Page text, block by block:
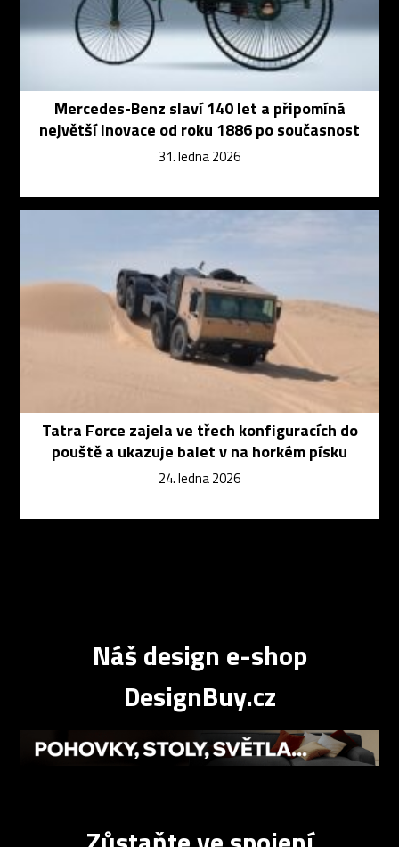
Mercedes-Benz slaví 140 let a připomíná
největší inovace od roku 1886 po současnost
31. ledna 2026
Tatra Force zajela ve třech konfiguracích do
pouště a ukazuje balet v na horkém písku
24. ledna 2026
Náš design e-shop
DesignBuy.cz